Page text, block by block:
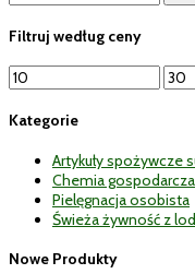
Filtruj według ceny
Cena
min
Cena
max
Kategorie
Artykuły spożywcze
Chemia gospodarcza
Pielęgnacja osobista
Świeża żywność z
Nowe Produkty